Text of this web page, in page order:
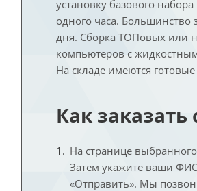
установку базового
одного часа.
дня. Сборка ТОПовых или
компьютеров с
На складе имеются
Как
На странице
Затем укажите ваши
«Отправить». Мы